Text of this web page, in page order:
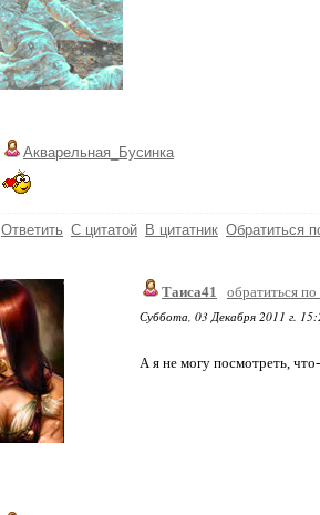
Акварельная_Бусинка
Ответить С цитатой В цитатник Обратиться
Таиса41
обратиться
Суббота, 03 Декабря 2011 г.
А я не могу посмотреть,